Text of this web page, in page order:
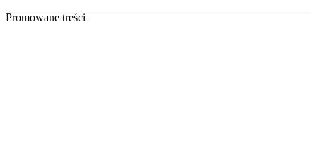
Promowane treści